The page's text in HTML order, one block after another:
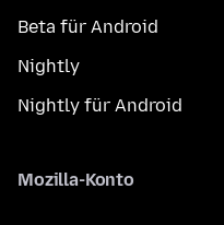
Beta für Android
Nightly
Nightly für Android
Mozilla-Konto